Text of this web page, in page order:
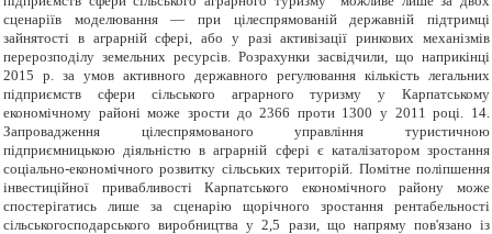
сценаріїв моделювання — при цілеспрямованій державній підтримці
зайнятості в аграрній сфері, або у разі активізації ринкових механізмів
перерозподілу земельних ресурсів. Розрахунки засвідчили, що наприкінці
2015 р. за умов активного державного регулювання кількість легальних
підприємств сфери сільського аграрного туризму у Карпатському
економічному районі може зрости до 2366 проти 1300 у 2011 році. 14.
Запровадження цілеспрямованого управління туристичною
підприємницькою діяльністю в аграрній сфері є каталізатором зростання
соціально-економічного розвитку сільських територій. Помітне поліпшення
інвестиційної привабливості Карпатського економічного району може
спостерігатись лише за сценарію щорічного зростання рентабельності
сільськогосподарського виробництва у 2,5 рази, що напряму пов'язано із